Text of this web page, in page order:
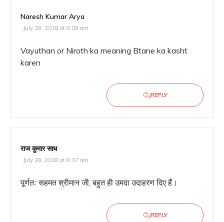
Naresh Kumar Arya
July 28, 2018 at 8:09 am
Vayuthan or Niroth ka meaning Btane ka kasht
karen
REPLY
राज कुमार साध
July 28, 2018 at 8:37 am
पूर्णतः सहमत श्रीमान जी, बहुत ही उमदा उदाहरण दिए हैं।
REPLY